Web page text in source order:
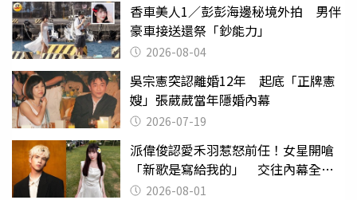
香車美人1／彭彭海邊秘境外拍 男伴
豪車接送還祭「鈔能力」
2026-08-04
吳宗憲突認離婚12年 起底「正牌憲
嫂」張葳葳當年隱婚內幕
2026-07-19
派偉俊認愛禾羽惹怒前任！女星開嗆
「新歌是寫給我的」 交往內幕全說
了 2026-08-01